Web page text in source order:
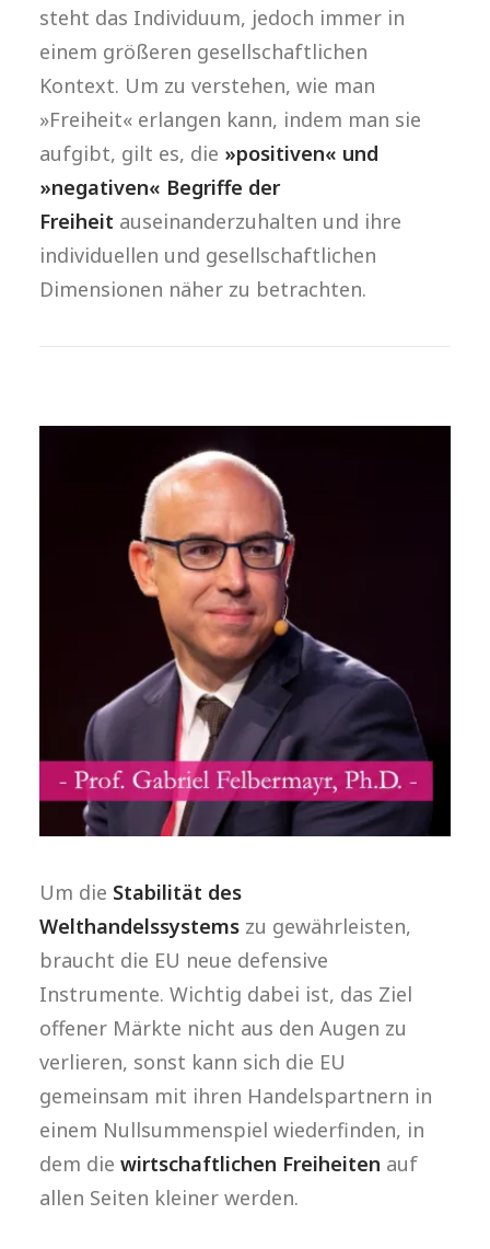
steht das Individuum, jedoch immer in
einem größeren gesellschaftlichen
Kontext. Um zu verstehen, wie man
»Freiheit« erlangen kann, indem man sie
aufgibt, gilt es, die »positiven« und
»negativen« Begriffe der
Freiheit auseinanderzuhalten und ihre
individuellen und gesellschaftlichen
Dimensionen näher zu betrachten.
Um die Stabilität des
Welthandelssystems zu gewährleisten,
braucht die EU neue defensive
Instrumente. Wichtig dabei ist, das Ziel
offener Märkte nicht aus den Augen zu
verlieren, sonst kann sich die EU
gemeinsam mit ihren Handelspartnern in
einem Nullsummenspiel wiederfinden, in
dem die wirtschaftlichen Freiheiten auf
allen Seiten kleiner werden.